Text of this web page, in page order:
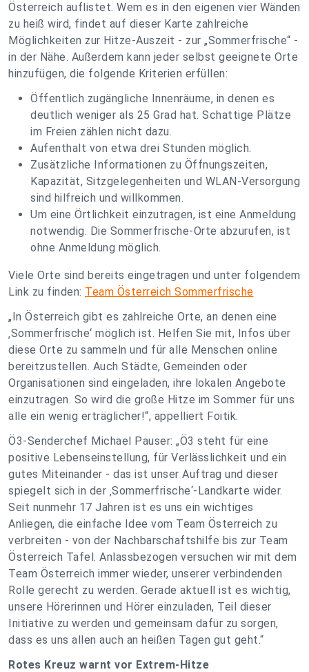
Österreich auflistet. Wem es in den eigenen vier Wänden
zu heiß wird, findet auf dieser Karte zahlreiche
Möglichkeiten zur Hitze-Auszeit - zur „Sommerfrische“ -
in der Nähe. Außerdem kann jeder selbst geeignete Orte
hinzufügen, die folgende Kriterien erfüllen:
Öffentlich zugängliche Innenräume, in denen es
deutlich weniger als 25 Grad hat. Schattige Plätze
im Freien zählen nicht dazu.
Aufenthalt von etwa drei Stunden möglich.
Zusätzliche Informationen zu Öffnungszeiten,
Kapazität, Sitzgelegenheiten und WLAN-Versorgung
sind hilfreich und willkommen.
Um eine Örtlichkeit einzutragen, ist eine Anmeldung
notwendig. Die Sommerfrische-Orte abzurufen, ist
ohne Anmeldung möglich.
Viele Orte sind bereits eingetragen und unter folgendem
Link zu finden: Team Österreich Sommerfrische
„In Österreich gibt es zahlreiche Orte, an denen eine
‚Sommerfrische‘ möglich ist. Helfen Sie mit, Infos über
diese Orte zu sammeln und für alle Menschen online
bereitzustellen. Auch Städte, Gemeinden oder
Organisationen sind eingeladen, ihre lokalen Angebote
einzutragen. So wird die große Hitze im Sommer für uns
alle ein wenig erträglicher!“, appelliert Foitik.
Ö3-Senderchef Michael Pauser: „Ö3 steht für eine
positive Lebenseinstellung, für Verlässlichkeit und ein
gutes Miteinander - das ist unser Auftrag und dieser
spiegelt sich in der ‚Sommerfrische‘-Landkarte wider.
Seit nunmehr 17 Jahren ist es uns ein wichtiges
Anliegen, die einfache Idee vom Team Österreich zu
verbreiten - von der Nachbarschaftshilfe bis zur Team
Österreich Tafel. Anlassbezogen versuchen wir mit dem
Team Österreich immer wieder, unserer verbindenden
Rolle gerecht zu werden. Gerade aktuell ist es wichtig,
unsere Hörerinnen und Hörer einzuladen, Teil dieser
Initiative zu werden und gemeinsam dafür zu sorgen,
dass es uns allen auch an heißen Tagen gut geht.“
Rotes Kreuz warnt vor Extrem-Hitze